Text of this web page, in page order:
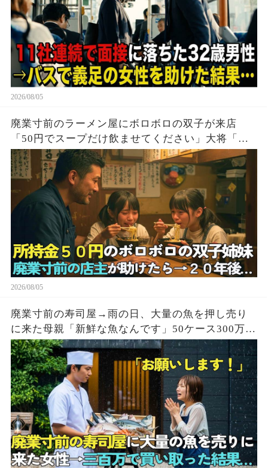
2026/08/05
廃業寸前のラーメン屋にボロボロの双子が来店
「50円でスープだけ飲ませてください」大将「大
盛り2つどうぞ！」→20年後、双子「お久しぶりで
す」実はこの子達…
2026/08/05
廃業寸前の寿司屋→雨の日、大量の魚を押し売り
に来た母親「新鮮な魚なんです」50ケース300万円
で買い取った結果